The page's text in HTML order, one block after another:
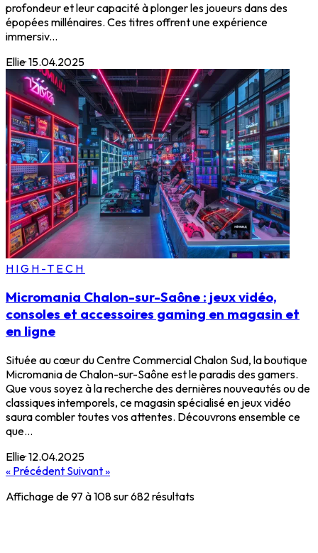
profondeur et leur capacité à plonger les joueurs dans des
épopées millénaires. Ces titres offrent une expérience
immersiv...
Ellie·15.04.2025
HIGH-TECH
Micromania Chalon-sur-Saône : jeux vidéo,
consoles et accessoires gaming en magasin et
en ligne
Située au cœur du Centre Commercial Chalon Sud, la boutique
Micromania de Chalon-sur-Saône est le paradis des gamers.
Que vous soyez à la recherche des dernières nouveautés ou de
classiques intemporels, ce magasin spécialisé en jeux vidéo
saura combler toutes vos attentes. Découvrons ensemble ce
que...
Ellie·12.04.2025
« Précédent Suivant »
Affichage de97 à108sur682résultats